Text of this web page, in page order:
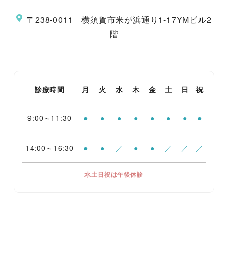
〒238-0011 横須賀市米が浜通り1-17YMビル2
階
診療時間 月 火 水 木 金 土 日 祝
9:00～11:30 ● ● ● ● ● ● ● ●
14:00～16:30 ● ● ／ ● ● ／ ／ ／
水土日祝は午後休診